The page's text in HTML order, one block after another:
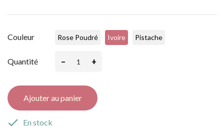
Couleur Rose Poudré Ivoire Pistache
Quantité – +
Ajouter au panier
 En stock